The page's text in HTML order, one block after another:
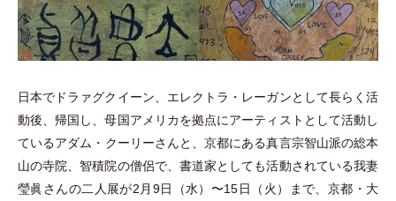
日本でドラァグクイーン、エレクトラ ・ レーガンとして長らく活
動後、帰国し、母国アメリカを拠点にアーティストとして活動し
ているアダム ・ クーリーさんと、京都にある真言宗智山派の総本
山の寺院、智積院の僧侶で、書道家としても活動されている我妻
瑩眞さんの二人展が2月9日
（水） 〜15日 （ 火 ） まで、京都 ・ 大